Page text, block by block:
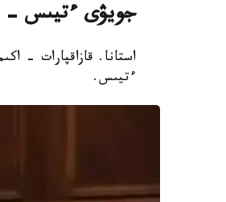
جويۋى ءتيىس -
ءتيىس.